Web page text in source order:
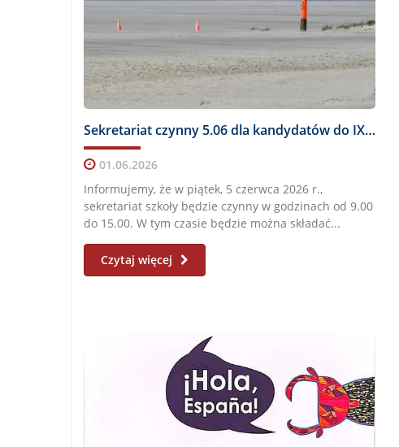
Sekretariat czynny 5.06 dla kandydatów do IX LO
01.06.2026
Informujemy, że w piątek, 5 czerwca 2026 r.,
sekretariat szkoły będzie czynny w godzinach od 9.00
do 15.00. W tym czasie będzie można składać...
Czytaj więcej